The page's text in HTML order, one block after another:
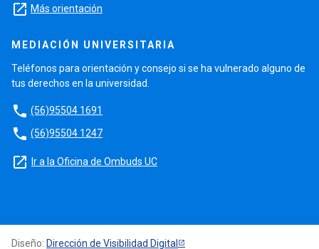
launch Más orientación
MEDIACIÓN UNIVERSITARIA
Teléfonos para orientación y consejo si se ha vulnerado alguno de
tus derechos en la universidad.
phone (56)95504 1691
phone (56)95504 1247
launch Ir a la Oficina de Ombuds UC
Diseño: Dirección de Visibilidad Digital